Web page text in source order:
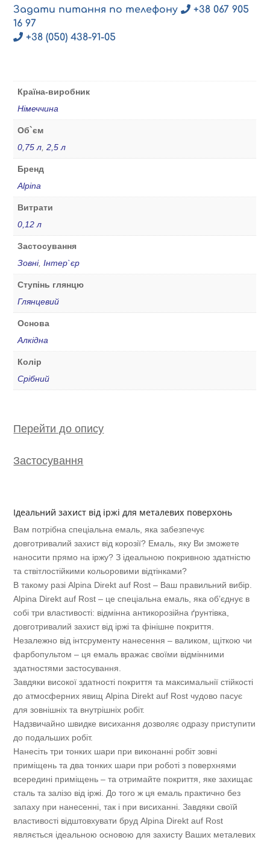
Задати питання по телефону
+38 067 905
16 97
+38 (050) 438-91-05
Країна-виробник
Німеччина
Об`єм
0,75 л ,2,5 л
Бренд
Alpina
Витрати
0,12 л
Застосування
Зовні,Інтер`єр
Ступінь глянцю
Глянцевий
Основа
Алкідна
Колір
Срібний
Перейти до опису
Застосування
Ідеальний захист від іржі для металевих поверхонь
Вам потрібна спеціальна емаль, яка забезпечує
довготривалий захист від корозії? Емаль, яку Ви зможете
наносити прямо на іржу? З ідеальною покривною здатністю
та ствітлостійкими кольоровими відтінками?
В такому разі Alpina Direkt auf Rost – Ваш правильний вибір.
Alpina Direkt auf Rost – це спеціальна емаль, яка об’єднує в
собі три властивості: відмінна антикорозійна ґрунтівка,
довготривалий захист від іржі та фінішне покриття.
Незалежно від інтсрументу нанесення – валиком, щіткою чи
фарбопультом – ця емаль вражає своїми відмінними
здатностями застосування.
Завдяки високої здатності покриття та максимальнії стійкості
до атмосферних явищ Alpina Direkt auf Rost чудово пасує
для зовнішніх та внутрішніх робіт.
Надзвичайно швидке висихання дозволяє одразу приступити
до подальших робіт.
Нанесіть три тонких шари при виконанні робіт зовні
приміщень та два тонких шари при роботі з поверхнями
всередині приміщень – та отримайте покриття, яке захищає
сталь та залізо від іржі. До того ж ця емаль практично без
запаху при нанесенні, так і при висиханні. Завдяки своїй
властивості відштовхувати бруд Alpina Direkt auf Rost
являється ідеальною основою для захисту Ваших металевих